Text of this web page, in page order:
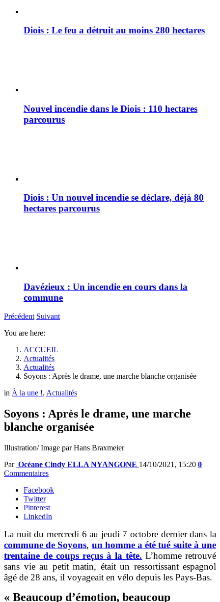
Diois : Le feu a détruit au moins 280 hectares
Nouvel incendie dans le Diois : 110 hectares
parcourus
Diois : Un nouvel incendie se déclare, déjà 80
hectares parcourus
Davézieux : Un incendie en cours dans la
commune
Précédent Suivant
You are here:
ACCUEIL
Actualités
Actualités
Soyons : Après le drame, une marche blanche organisée
in À la une !, Actualités
Soyons : Après le drame, une marche
blanche organisée
Illustration/ Image par Hans Braxmeier
Par Océane Cindy ELLA NYANGONE 14/10/2021, 15:20 0
Commentaires
Facebook
Twitter
Pinterest
LinkedIn
La nuit du mercredi 6 au jeudi 7 octobre dernier dans la
commune de Soyons, un homme a été tué suite à une
trentaine de coups reçus à la tête. L’homme retrouvé
sans vie au petit matin, était un ressortissant espagnol
âgé de 28 ans, il voyageait en vélo depuis les Pays-Bas.
« Beaucoup d’émotion, beaucoup